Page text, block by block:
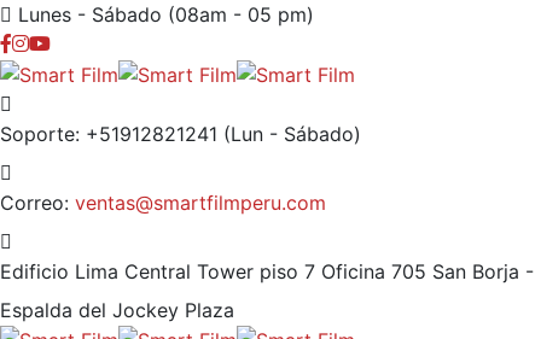
Lunes - Sábado (08am - 05 pm)
Soporte: +51912821241 (Lun - Sábado)
Correo: ventas@smartfilmperu.com
Edificio Lima Central Tower piso 7 Oficina 705 San Borja -
Espalda del Jockey Plaza